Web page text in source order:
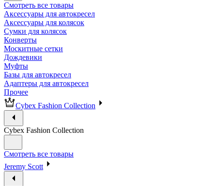
Смотреть все товары
Аксессуары для автокресел
Аксессуары для колясок
Сумки для колясок
Конверты
Москитные сетки
Дождевики
Муфты
Базы для автокресел
Адаптеры для автокресел
Прочее
Cybex Fashion Collection
Cybex Fashion Collection
Смотреть все товары
Jeremy Scott